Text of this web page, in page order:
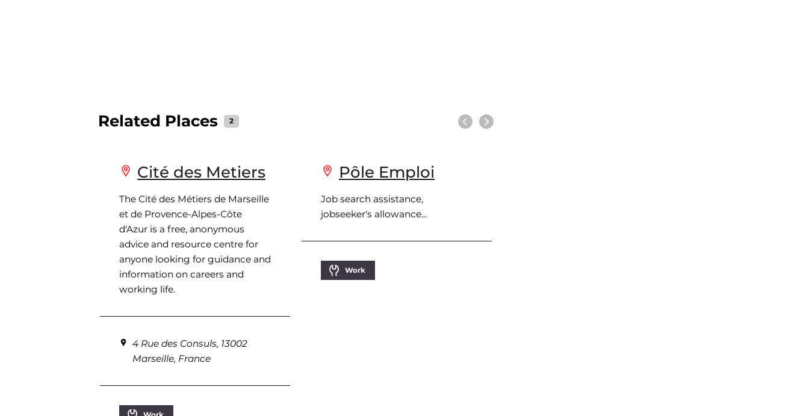
Related Places 2
Cité des Metiers
The Cité des Métiers de Marseille
et de Provence-Alpes-Côte
d'Azur is a free, anonymous
advice and resource centre for
anyone looking for guidance and
information on careers and
working life.
4 Rue des Consuls, 13002
Marseille, France
Pôle Emploi
Job search assistance,
jobseeker's allowance...
Work